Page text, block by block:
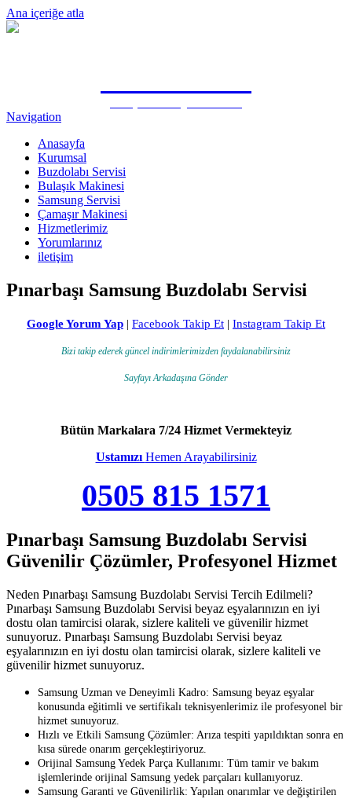
Ana içeriğe atla
Navigation
Anasayfa
Kurumsal
Buzdolabı Servisi
Bulaşık Makinesi
Samsung Servisi
Çamaşır Makinesi
Hizmetlerimiz
Yorumlarınız
iletişim
Pınarbaşı Samsung Buzdolabı Servisi
Google Yorum Yap | Facebook Takip Et | Instagram Takip Et
Bizi takip ederek güncel indirimlerimizden faydalanabilirsiniz
Sayfayı Arkadaşına Gönder
Bütün Markalara 7/24 Hizmet Vermekteyiz
Ustamızı Hemen Arayabilirsiniz
0505 815 1571
Pınarbaşı Samsung Buzdolabı Servisi
Güvenilir Çözümler, Profesyonel Hizmet
Neden Pınarbaşı Samsung Buzdolabı Servisi Tercih Edilmeli?
Pınarbaşı Samsung Buzdolabı Servisi beyaz eşyalarınızın en iyi
dostu olan tamircisi olarak, sizlere kaliteli ve güvenilir hizmet
sunuyoruz. Pınarbaşı Samsung Buzdolabı Servisi beyaz
eşyalarınızın en iyi dostu olan tamircisi olarak, sizlere kaliteli ve
güvenilir hizmet sunuyoruz.
Samsung Uzman ve Deneyimli Kadro: Samsung beyaz eşyalar
konusunda eğitimli ve sertifikalı teknisyenlerimiz ile profesyonel bir
hizmet sunuyoruz.
Hızlı ve Etkili Samsung Çözümler: Arıza tespiti yapıldıktan sonra en
kısa sürede onarım gerçekleştiriyoruz.
Orijinal Samsung Yedek Parça Kullanımı: Tüm tamir ve bakım
işlemlerinde orijinal Samsung yedek parçaları kullanıyoruz.
Samsung Garanti ve Güvenilirlik: Yapılan onarımlar ve değiştirilen